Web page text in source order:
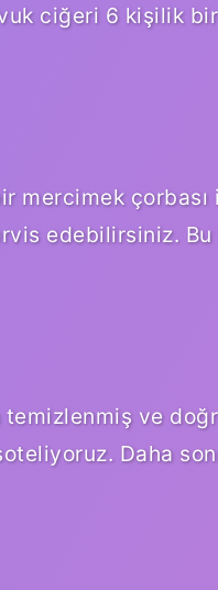
ciğeri 6 kişilik
mercimek
edebilirsiniz.
temizlenmiş ve
Daha